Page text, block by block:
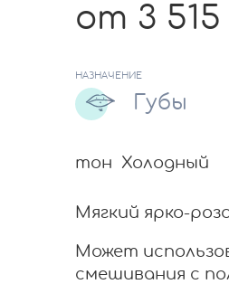
от 3 515
НАЗНАЧЕНИЕ
Губы
тон Холодный
Мягкий ярко-
Может
смешивания с